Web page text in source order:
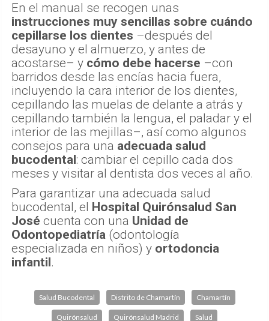
En el manual se recogen unas
instrucciones muy sencillas sobre cuándo
cepillarse los dientes –después del
desayuno y el almuerzo, y antes de
acostarse– y cómo debe hacerse –con
barridos desde las encías hacia fuera,
incluyendo la cara interior de los dientes,
cepillando las muelas de delante a atrás y
cepillando también la lengua, el paladar y el
interior de las mejillas–, así como algunos
consejos para una adecuada salud
bucodental: cambiar el cepillo cada dos
meses y visitar al dentista dos veces al año.
Para garantizar una adecuada salud
bucodental, el Hospital Quirónsalud San
José cuenta con una Unidad de
Odontopediatría (odontología
especializada en niños) y ortodoncia
infantil.
Salud Bucodental Distrito de Chamartín Chamartín
Quirónsalud Quirónsalud Madrid Salud